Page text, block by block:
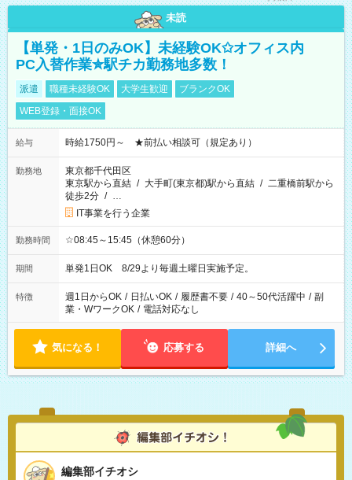
未読
【単発・1日のみOK】未経験OK✩オフィス内
PC入替作業✮駅チカ勤務地多数！
派遣 職種未経験OK 大学生歓迎
ブランクOK
WEB登録・面接OK
給与 時給1750円～ ★前払い相談可（規定あり）
勤務地
東京都千代田区
東京駅から直結 / 大手町(東京都)駅から直結 / 二重橋前駅から
徒歩2分 / …
IT事業を行う企業
勤務時間 ☆08:45～15:45（休憩60分）
期間 単発1日OK 8/29より毎週土曜日実施予定。
特徴 週1日からOK / 日払いOK / 履歴書不要 / 40～50代活躍中 / 副
業・WワークOK / 電話対応なし
気になる！ 応募する 詳細へ
編集部イチオシ